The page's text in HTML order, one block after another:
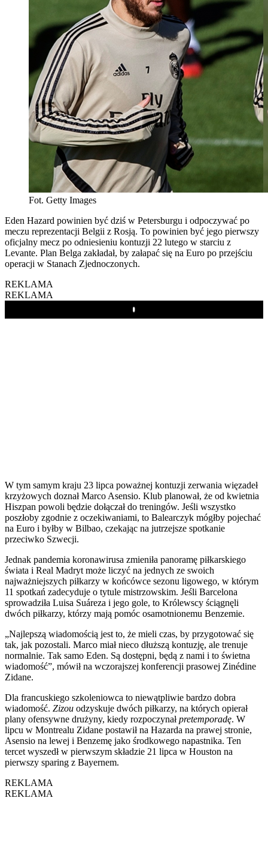
Fot. Getty Images
Eden Hazard powinien być dziś w Petersburgu i odpoczywać po
meczu reprezentacji Belgii z Rosją. To powinien być jego pierwszy
oficjalny mecz po odniesieniu kontuzji 22 lutego w starciu z
Levante. Plan Belga zakładał, by załapać się na Euro po przejściu
operacji w Stanach Zjednoczonych.
REKLAMA
REKLAMA
Play
W tym samym kraju 23 lipca poważnej kontuzji zerwania więzadeł
krzyżowych doznał Marco Asensio. Klub planował, że od kwietnia
Hiszpan powoli będzie dołączał do treningów. Jeśli wszystko
poszłoby zgodnie z oczekiwaniami, to Balearczyk mógłby pojechać
na Euro i byłby w Bilbao, czekając na jutrzejsze spotkanie
przeciwko Szwecji.
Jednak pandemia koronawirusa zmieniła panoramę piłkarskiego
świata i Real Madryt może liczyć na jednych ze swoich
najważniejszych piłkarzy w końcówce sezonu ligowego, w którym
11 spotkań zadecyduje o tytule mistrzowskim. Jeśli Barcelona
sprowadziła Luisa Suáreza i jego gole, to Królewscy ściągnęli
dwóch piłkarzy, którzy mają pomóc osamotnionemu Benzemie.
„Najlepszą wiadomością jest to, że mieli czas, by przygotować się
tak, jak pozostali. Marco miał nieco dłuższą kontuzję, ale trenuje
normalnie. Tak samo Eden. Są dostępni, będą z nami i to świetna
wiadomość”, mówił na wczorajszej konferencji prasowej Zinédine
Zidane.
Dla francuskiego szkoleniowca to niewątpliwie bardzo dobra
wiadomość. Zizou odzyskuje dwóch piłkarzy, na których opierał
plany ofensywne drużyny, kiedy rozpoczynałpretemporadę. W
lipcu w Montrealu Zidane postawił na Hazarda na prawej stronie,
Asensio na lewej i Benzemę jako środkowego napastnika. Ten
tercet wyszedł w pierwszym składzie 21 lipca w Houston na
pierwszy sparing z Bayernem.
REKLAMA
REKLAMA